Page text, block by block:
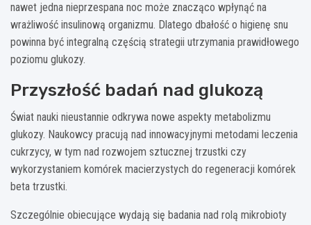
nawet jedna nieprzespana noc może znacząco wpłynąć na
wrażliwość insulinową organizmu. Dlatego dbałość o higienę snu
powinna być integralną częścią strategii utrzymania prawidłowego
poziomu glukozy.
Przyszłość badań nad glukozą
Świat nauki nieustannie odkrywa nowe aspekty metabolizmu
glukozy. Naukowcy pracują nad innowacyjnymi metodami leczenia
cukrzycy, w tym nad rozwojem sztucznej trzustki czy
wykorzystaniem komórek macierzystych do regeneracji komórek
beta trzustki.
Szczególnie obiecujące wydają się badania nad rolą mikrobioty